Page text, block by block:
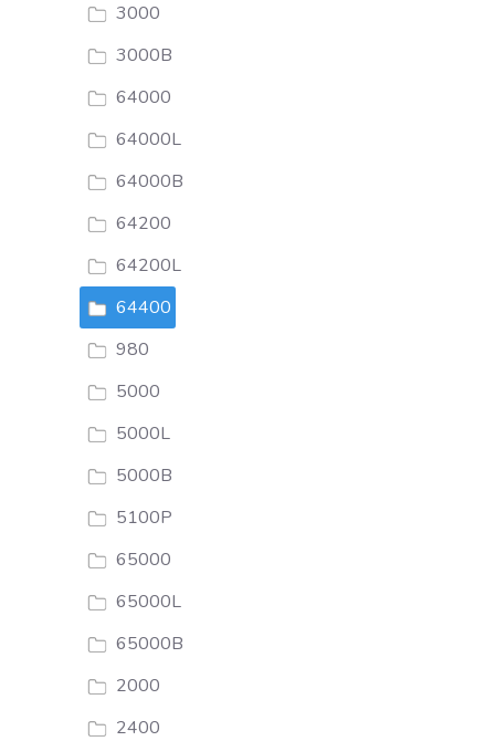
3000
3000B
64000
64000L
64000B
64200
64200L
64400
980
5000
5000L
5000B
5100P
65000
65000L
65000B
2000
2400